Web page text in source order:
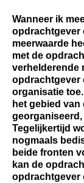
Wanneer ik
opdrachtgever
meerwaarde
met de
verhelderende
opdrachtgever
organisatie
het gebied van
Tegelijkertijd
nogmaals
beide fronten
kan de
opdrachtgever